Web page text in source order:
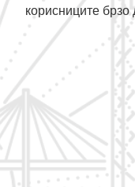
корисниците брзо